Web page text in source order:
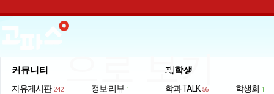
으로 보기
커뮤니티
자유게시판 242 정보·리뷰 1
재학생
학과 TALK 56 학생회 1